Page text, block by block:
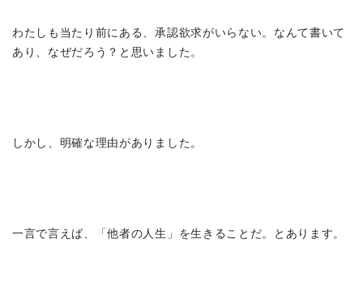
わたしも当たり前にある、承認欲求がいらない。なんて書いて
あり、なぜだろう？と思いました。
しかし、明確な理由がありました。
一言で言えば、「他者の人生」を生きることだ。とあります。